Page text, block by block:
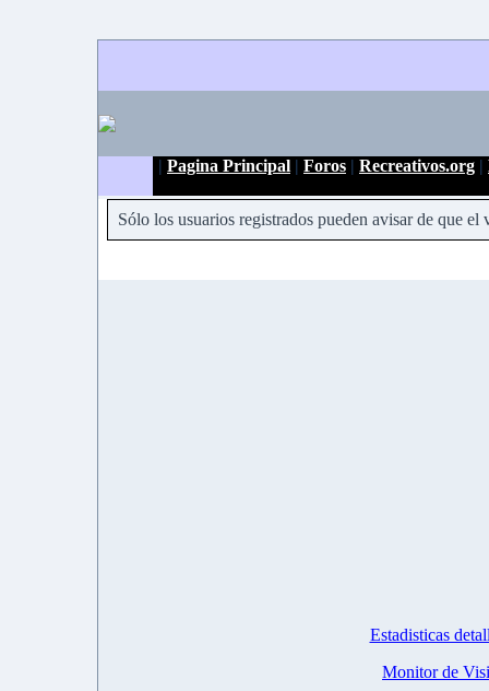
| Pagina Principal | Foros | Recreativos.org |
Sólo los usuarios registrados pueden avisar de que el
Estadisticas
Monitor de